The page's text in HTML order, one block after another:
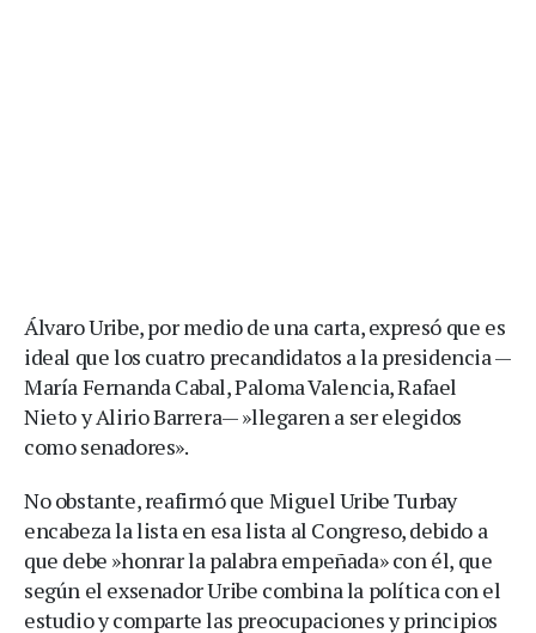
Álvaro Uribe, por medio de una carta, expresó que es
ideal que los cuatro precandidatos a la presidencia —
María Fernanda Cabal, Paloma Valencia, Rafael
Nieto y Alirio Barrera— »llegaren a ser elegidos
como senadores».
No obstante, reafirmó que Miguel Uribe Turbay
encabeza la lista en esa lista al Congreso, debido a
que debe »honrar la palabra empeñada» con él, que
según el exsenador Uribe combina la política con el
estudio y comparte las preocupaciones y principios